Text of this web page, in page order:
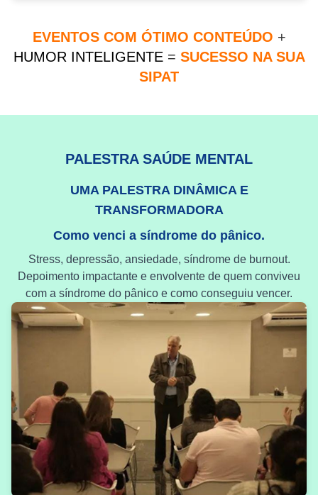
EVENTOS COM ÓTIMO CONTEÚDO +
HUMOR INTELIGENTE = SUCESSO NA SUA
SIPAT
PALESTRA SAÚDE MENTAL
UMA PALESTRA DINÂMICA E
TRANSFORMADORA
Como venci a síndrome do pânico.
Stress, depressão, ansiedade, síndrome de burnout.
Depoimento impactante e envolvente de quem conviveu
com a síndrome do pânico e como conseguiu vencer.